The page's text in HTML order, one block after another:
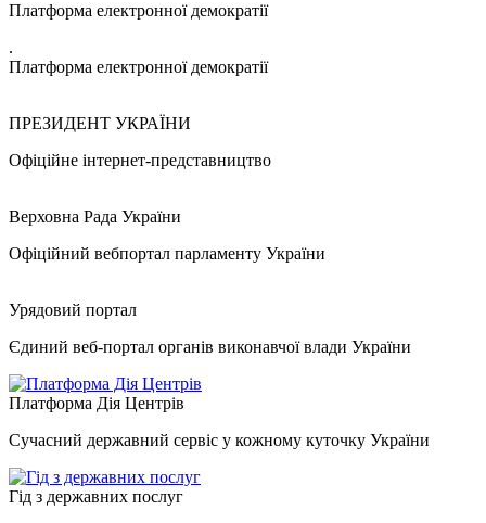
Платформа електронної демократії
.
Платформа електронної демократії
ПРЕЗИДЕНТ УКРАЇНИ
Офіційне інтернет-представництво
Верховна Рада України
Офіційний вебпортал парламенту України
Урядовий портал
Єдиний веб-портал органів виконавчої влади України
Платформа Дія Центрів
Сучасний державний сервіс у кожному куточку України
Гід з державних послуг